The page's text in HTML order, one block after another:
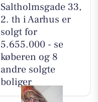
Saltholmsgade 33,
2. th i Aarhus er
solgt for
5.655.000 - se
køberen og 8
andre solgte
boliger